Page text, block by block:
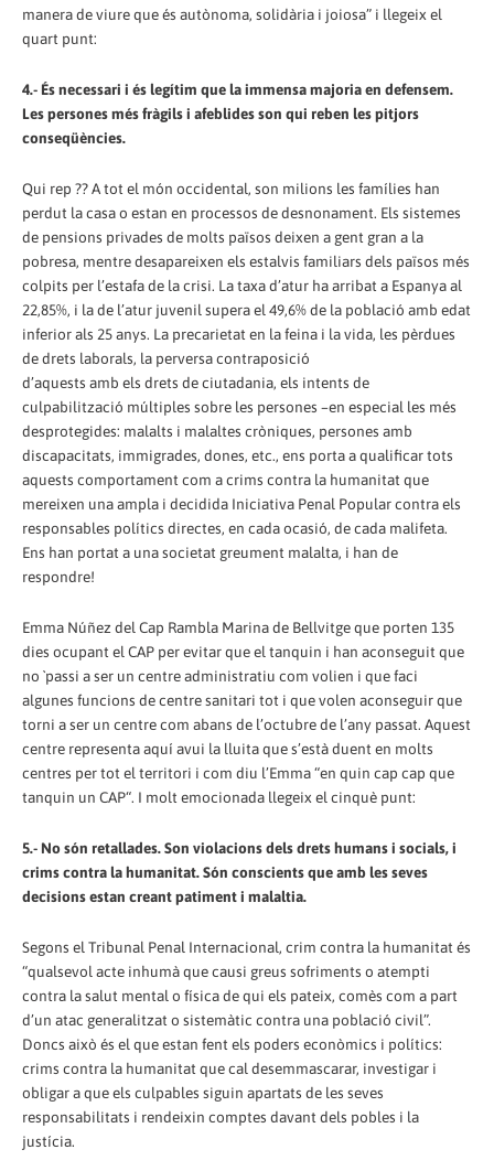
manera de viure que és autònoma, solidària i joiosa” i llegeix el
quart punt:
4.- És necessari i és legítim que la immensa majoria en defensem.
Les persones més fràgils i afeblides son qui reben les pitjors
conseqüències.
Qui rep ?? A tot el món occidental, son milions les famílies han
perdut la casa o estan en processos de desnonament. Els sistemes
de pensions privades de molts països deixen a gent gran a la
pobresa, mentre desapareixen els estalvis familiars dels països més
colpits per l’estafa de la crisi. La taxa d’atur ha arribat a Espanya al
22,85%, i la de l’atur juvenil supera el 49,6% de la població amb edat
inferior als 25 anys. La precarietat en la feina i la vida, les pèrdues
de drets laborals, la perversa contraposició
d’aquests amb els drets de ciutadania, els intents de
culpabilització múltiples sobre les persones –en especial les més
desprotegides: malalts i malaltes cròniques, persones amb
discapacitats, immigrades, dones, etc., ens porta a qualificar tots
aquests comportament com a crims contra la humanitat que
mereixen una ampla i decidida Iniciativa Penal Popular contra els
responsables polítics directes, en cada ocasió, de cada malifeta.
Ens han portat a una societat greument malalta, i han de
respondre!
Emma Núñez del Cap Rambla Marina de Bellvitge que porten 135
dies ocupant el CAP per evitar que el tanquin i han aconseguit que
no `passi a ser un centre administratiu com volien i que faci
algunes funcions de centre sanitari tot i que volen aconseguir que
torni a ser un centre com abans de l’octubre de l’any passat. Aquest
centre representa aquí avui la lluita que s’està duent en molts
centres per tot el territori i com diu l’Emma “en quin cap cap que
tanquin un CAP“. I molt emocionada llegeix el cinquè punt:
5.- No són retallades. Son violacions dels drets humans i socials, i
crims contra la humanitat. Són conscients que amb les seves
decisions estan creant patiment i malaltia.
Segons el Tribunal Penal Internacional, crim contra la humanitat és
“qualsevol acte inhumà que causi greus sofriments o atempti
contra la salut mental o física de qui els pateix, comès com a part
d’un atac generalitzat o sistemàtic contra una població civil”.
Doncs això és el que estan fent els poders econòmics i polítics:
crims contra la humanitat que cal desemmascarar, investigar i
obligar a que els culpables siguin apartats de les seves
responsabilitats i rendeixin comptes davant dels pobles i la
justícia.